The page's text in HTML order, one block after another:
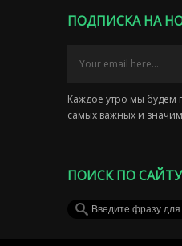
ПОДПИСКА НА
Каждое утро мы будем
самых важных и
ПОИСК ПО САЙТУ